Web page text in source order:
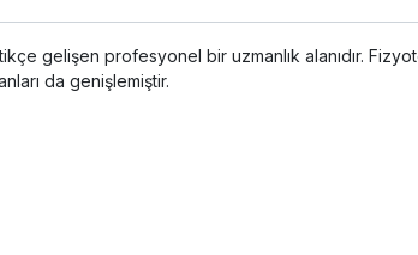
gelişen profesyonel bir uzmanlık alanıdır.
da genişlemiştir.